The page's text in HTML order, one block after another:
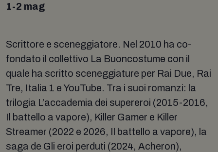
1-2 mag
Scrittore e sceneggiatore. Nel 2010 ha co-
fondato il collettivo La Buoncostume con il
quale ha scritto sceneggiature per Rai Due, Rai
Tre, Italia 1 e YouTube. Tra i suoi romanzi: la
trilogia L’accademia dei supereroi (2015-2016,
Il battello a vapore), Killer Gamer e Killer
Streamer (2022 e 2026, Il battello a vapore), la
saga de Gli eroi perduti (2024, Acheron),